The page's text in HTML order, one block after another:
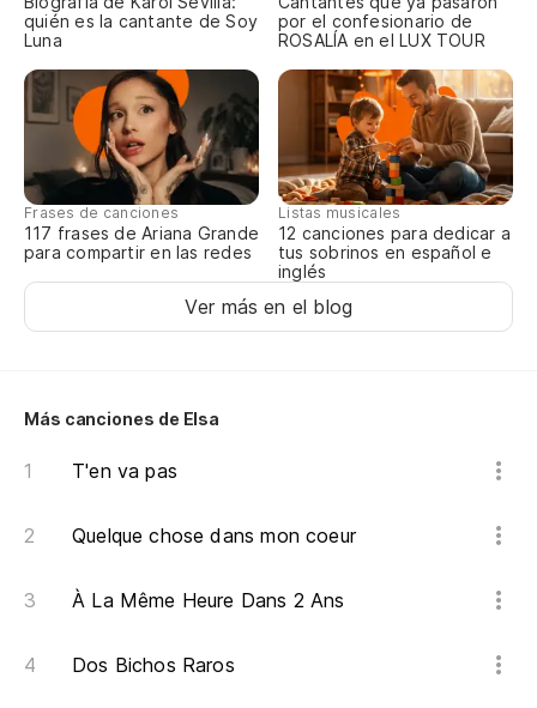
quién es la cantante de Soy
Luna
por el confesionario de
ROSALÍA en el LUX TOUR
Frases de canciones
117 frases de Ariana Grande
para compartir en las redes
Listas musicales
12 canciones para dedicar a
tus sobrinos en español e
inglés
Ver más en el blog
Más canciones de Elsa
T'en va pas
Quelque chose dans mon coeur
À La Même Heure Dans 2 Ans
Dos Bichos Raros